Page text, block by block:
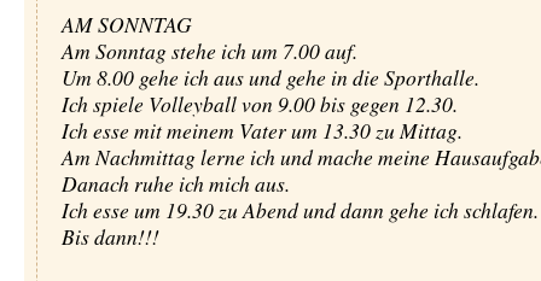
AM SONNTAG
Am Sonntag stehe ich um 7.00 auf.
Um 8.00 gehe ich aus und gehe in die Sporthalle.
Ich spiele Volleyball von 9.00 bis gegen 12.30.
Ich esse mit meinem Vater um 13.30 zu Mittag.
Am Nachmittag lerne ich und mache meine
Danach ruhe ich mich aus.
Ich esse um 19.30 zu Abend und dann gehe ich schlafen.
Bis dann!!!